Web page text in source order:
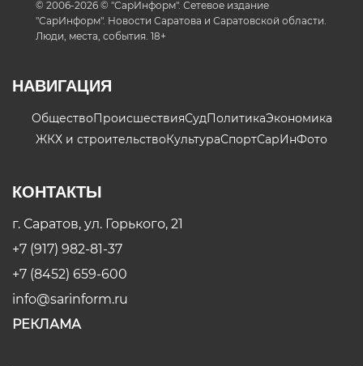
© 2006-2026 © "СарИнформ". Сетевое издание
"СарИнформ". Новости Саратова и Саратовской области.
Люди, места, события. 18+
НАВИГАЦИЯ
ОбществоПроисшествияСудПолитикаЭкономика
ЖКХ и строительствоКультураСпортСарИнФото
КОНТАКТЫ
г. Саратов, ул. Горького, 21
+7 (917) 982-81-37
+7 (8452) 659-600
info@sarinform.ru
РЕКЛАМА